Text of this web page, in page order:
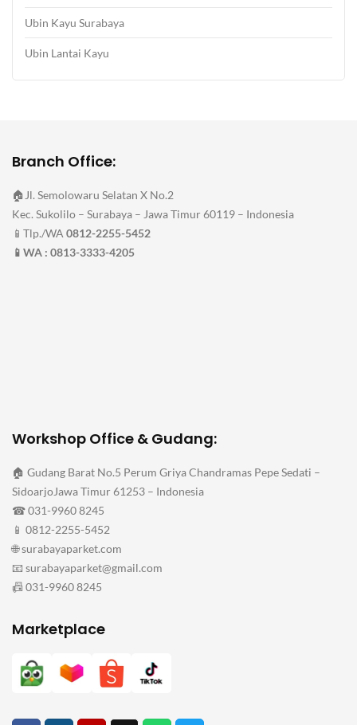
Ubin Kayu Surabaya
Ubin Lantai Kayu
Branch Office:
🏠Jl. Semolowaru Selatan X No.2
Kec. Sukolilo – Surabaya – Jawa Timur 60119 – Indonesia
📱Tlp./WA 0812-2255-5452
📱WA : 0813-3333-4205
Workshop Office & Gudang:
🏠 Gudang Barat No.5 Perum Griya Chandramas Pepe Sedati –
SidoarjoJawa Timur 61253 – Indonesia
☎ 031-9960 8245
📱 0812-2255-5452
🌐 surabayaparket.com
📧 surabayaparket@gmail.com
📠 031-9960 8245
Marketplace